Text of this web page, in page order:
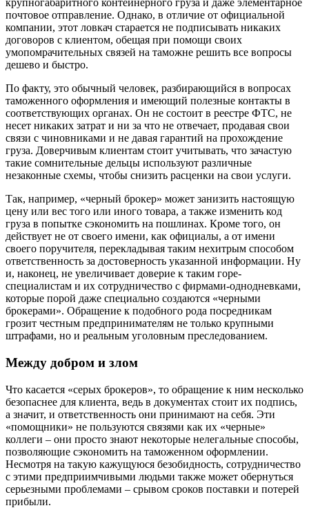
крупногабаритного контейнерного груза и даже элементарное
почтовое отправление. Однако, в отличие от официальной
компании, этот ловкач старается не подписывать никаких
договоров с клиентом, обещая при помощи своих
умопомрачительных связей на таможне решить все вопросы
дешево и быстро.
По факту, это обычный человек, разбирающийся в вопросах
таможенного оформления и имеющий полезные контакты в
соответствующих органах. Он не состоит в реестре ФТС, не
несет никаких затрат и ни за что не отвечает, продавая свои
связи с чиновниками и не давая гарантий на прохождение
груза. Доверчивым клиентам стоит учитывать, что зачастую
такие сомнительные дельцы используют различные
незаконные схемы, чтобы снизить расценки на свои услуги.
Так, например, «черный брокер» может занизить настоящую
цену или вес того или иного товара, а также изменить код
груза в попытке сэкономить на пошлинах. Кроме того, он
действует не от своего имени, как официалы, а от имени
своего поручителя, перекладывая таким нехитрым способом
ответственность за достоверность указанной информации. Ну
и, наконец, не увеличивает доверие к таким горе-
специалистам и их сотрудничество с фирмами-однодневками,
которые порой даже специально создаются «черными
брокерами». Обращение к подобного рода посредникам
грозит честным предпринимателям не только крупными
штрафами, но и реальным уголовным преследованием.
Между добром и злом
Что касается «серых брокеров», то обращение к ним несколько
безопаснее для клиента, ведь в документах стоит их подпись,
а значит, и ответственность они принимают на себя. Эти
«помощники» не пользуются связями как их «черные»
коллеги – они просто знают некоторые нелегальные способы,
позволяющие сэкономить на таможенном оформлении.
Несмотря на такую кажущуюся безобидность, сотрудничество
с этими предприимчивыми людьми также может обернуться
серьезными проблемами – срывом сроков поставки и потерей
прибыли.